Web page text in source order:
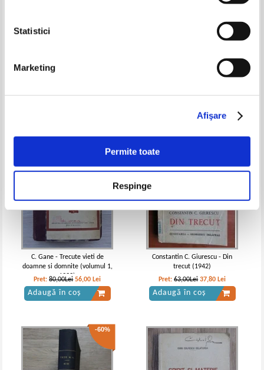
Statistici
Marketing
Afişare
Permite toate
Respinge
apelor (1930)
Adaugă în coș
Mihai Eminescu - Poezii din
viata si postume (1947)
Adaugă în coș
C. Gane - Trecute vieti de
doamne si domnite (volumul 1,
1933)
Pret:80,00Lei 56,00 Lei
Adaugă în coș
Constantin C. Giurescu - Din
trecut (1942)
Pret:63,00Lei 37,80 Lei
Adaugă în coș
-60%